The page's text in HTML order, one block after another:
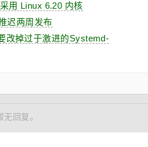
用 Linux 6.20 内核
迟两周发布
改掉过于激进的Systemd-
无回复。